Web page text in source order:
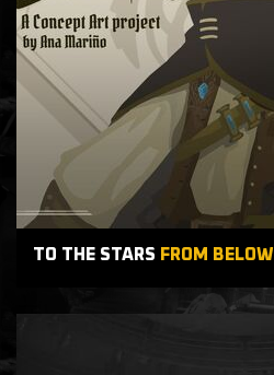
TO THE STARS FROM BELOW